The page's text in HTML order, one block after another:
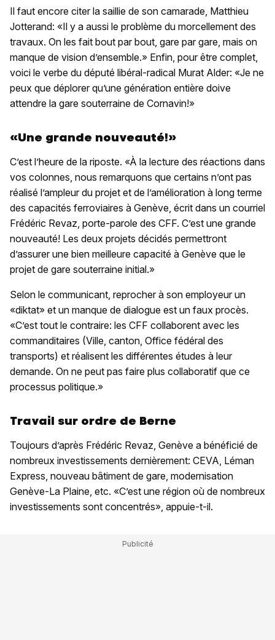
Il faut encore citer la saillie de son camarade, Matthieu
Jotterand: «Il y a aussi le problème du morcellement des
travaux. On les fait bout par bout, gare par gare, mais on
manque de vision d’ensemble.» Enfin, pour être complet,
voici le verbe du député libéral-radical Murat Alder: «Je ne
peux que déplorer qu’une génération entière doive
attendre la gare souterraine de Cornavin!»
«Une grande nouveauté!»
C’est l’heure de la riposte. «À la lecture des réactions dans
vos colonnes, nous remarquons que certains n’ont pas
réalisé l’ampleur du projet et de l’amélioration à long terme
des capacités ferroviaires à Genève, écrit dans un courriel
Frédéric Revaz, porte-parole des CFF. C’est une grande
nouveauté! Les deux projets décidés permettront
d’assurer une bien meilleure capacité à Genève que le
projet de gare souterraine initial.»
Selon le communicant, reprocher à son employeur un
«diktat» et un manque de dialogue est un faux procès.
«C’est tout le contraire: les CFF collaborent avec les
commanditaires (Ville, canton, Office fédéral des
transports) et réalisent les différentes études à leur
demande. On ne peut pas faire plus collaboratif que ce
processus politique.»
Travail sur ordre de Berne
Toujours d’après Frédéric Revaz, Genève a bénéficié de
nombreux investissements dernièrement: CEVA, Léman
Express, nouveau bâtiment de gare, modernisation
Genève-La Plaine, etc. «C’est une région où de nombreux
investissements sont concentrés», appuie-t-il.